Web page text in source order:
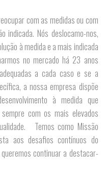
com as medidas ou com
indicada. Nós deslocamo-nos,
à medida e a mais indicada
no mercado há 23 anos
a cada caso e se a
a nossa empresa dispõe
à medida que
com os mais elevados
Temos como Missão
aos desafios contínuos do
continuar a destacar-